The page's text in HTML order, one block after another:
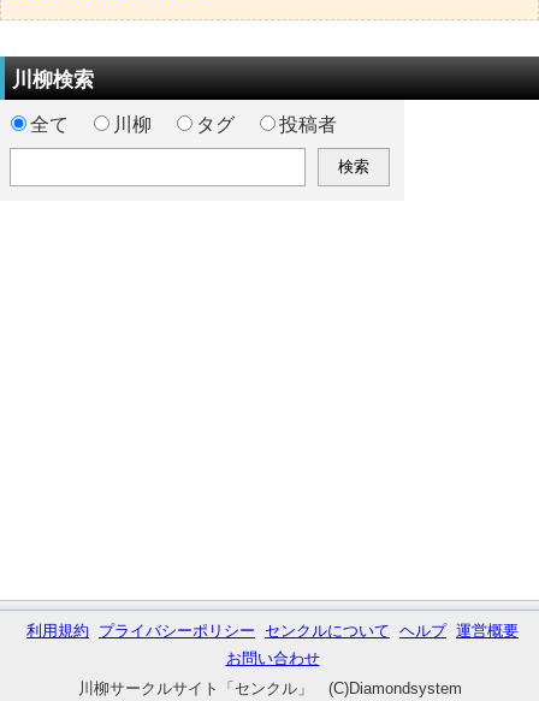
川柳検索
全て 川柳 タグ 投稿者
利用規約 プライバシーポリシー センクルについて ヘルプ 運営概要
お問い合わせ
川柳サークルサイト「センクル」 (C)Diamondsystem